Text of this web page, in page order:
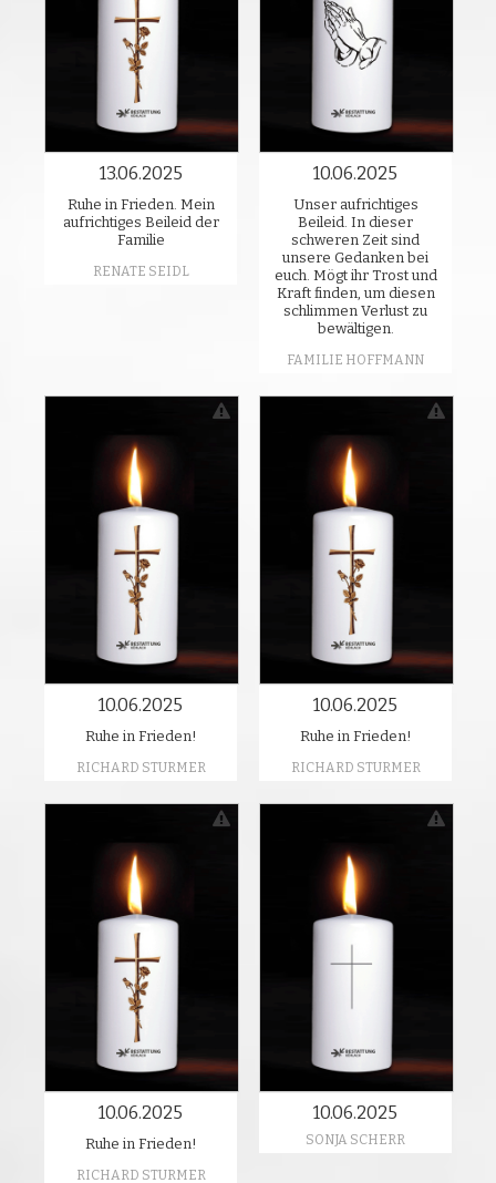
13.06.2025
Ruhe in Frieden. Mein
aufrichtiges Beileid der
Familie
RENATE SEIDL
10.06.2025
Unser aufrichtiges
Beileid. In dieser
schweren Zeit sind
unsere Gedanken bei
euch. Mögt ihr Trost und
Kraft finden, um diesen
schlimmen Verlust zu
bewältigen.
FAMILIE HOFFMANN
10.06.2025
Ruhe in Frieden!
RICHARD STURMER
10.06.2025
Ruhe in Frieden!
RICHARD STURMER
10.06.2025
Ruhe in Frieden!
RICHARD STURMER
10.06.2025
SONJA SCHERR